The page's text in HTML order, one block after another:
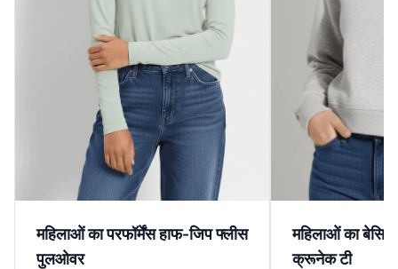
महिलाओं का परफॉर्मेंस हाफ-जिप फ्लीस
पुलओवर
महिलाओं का
क्रूनेक टी